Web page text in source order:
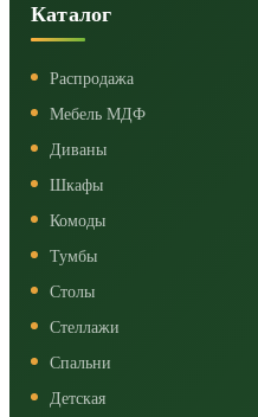
Каталог
Распродажа
Мебель МДФ
Диваны
Шкафы
Комоды
Тумбы
Столы
Стеллажи
Спальни
Детская